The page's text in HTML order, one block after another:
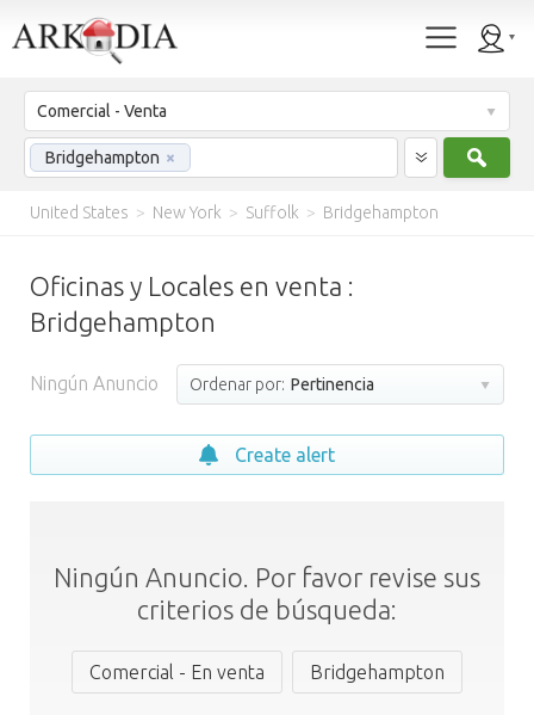
Comercial - Venta
Bridgehampton ×
United States > New York > Suffolk > Bridgehampton
Oficinas y Locales en venta :
Bridgehampton
Ningún Anuncio Ordenar por: Pertinencia
Create alert
Ningún Anuncio. Por favor revise sus
criterios de búsqueda:
Comercial - En venta Bridgehampton